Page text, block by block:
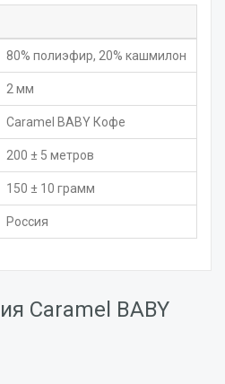
80% полиэфир, 20% кашмилон
2 мм
Caramel BABY Кофе
200 ± 5 метров
150 ± 10 грамм
Россия
Caramel BABY